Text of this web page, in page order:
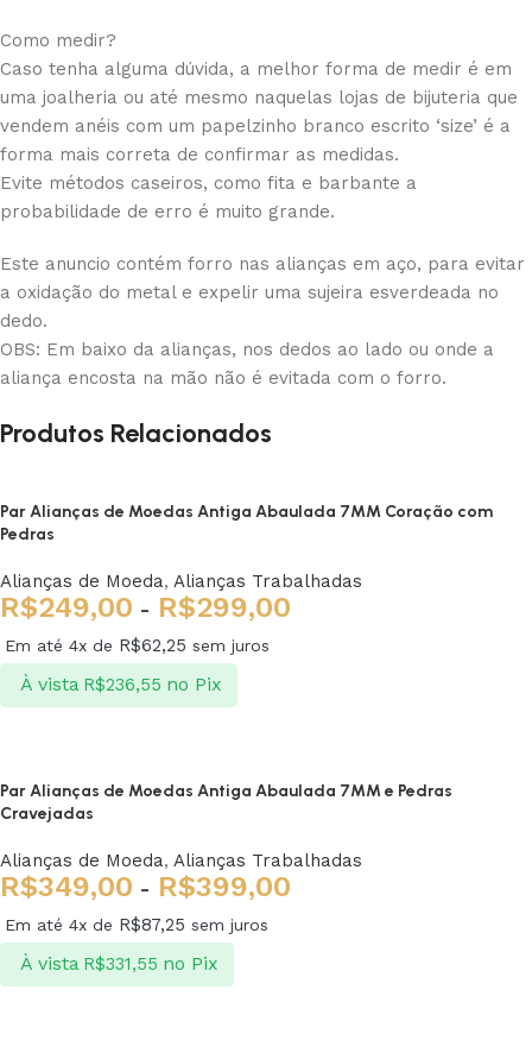
Como medir?
Caso tenha alguma dúvida, a melhor forma de medir é em
uma joalheria ou até mesmo naquelas lojas de bijuteria que
vendem anéis com um papelzinho branco escrito ‘size’ é a
forma mais correta de confirmar as medidas.
Evite métodos caseiros, como fita e barbante a
probabilidade de erro é muito grande.
Este anuncio contém forro nas alianças em aço, para evitar
a oxidação do metal e expelir uma sujeira esverdeada no
dedo.
OBS: Em baixo da alianças, nos dedos ao lado ou onde a
aliança encosta na mão não é evitada com o forro.
Produtos Relacionados
Par Alianças de Moedas Antiga Abaulada 7MM Coração com
Pedras
Alianças de Moeda, Alianças Trabalhadas
R$249,00 - R$299,00
Em até 4x de R$62,25 sem juros
À vista R$236,55 no Pix
Par Alianças de Moedas Antiga Abaulada 7MM e Pedras
Cravejadas
Alianças de Moeda, Alianças Trabalhadas
R$349,00 - R$399,00
Em até 4x de R$87,25 sem juros
À vista R$331,55 no Pix